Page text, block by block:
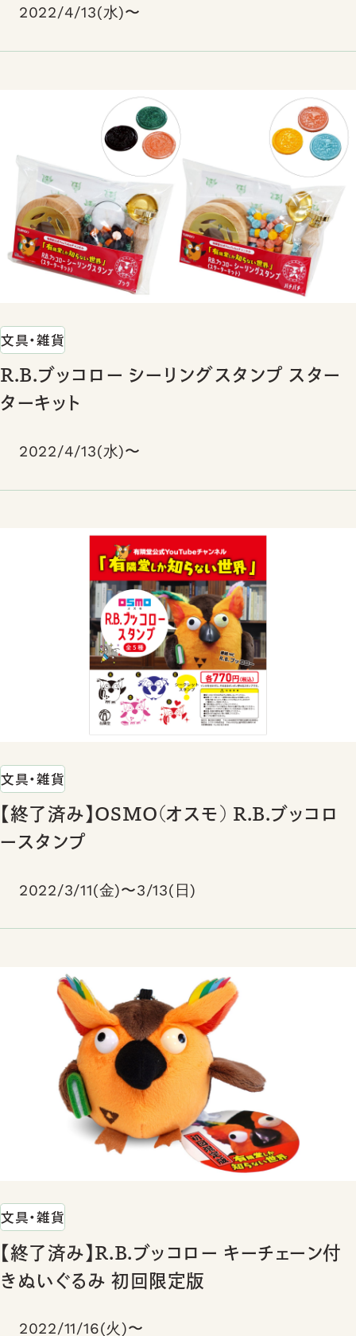
2022/4/13(水)〜
文具・雑貨
R.B.ブッコロー シーリングスタンプ スター
ターキット
2022/4/13(水)〜
文具・雑貨
【終了済み】OSMO(オスモ) R.B.ブッコロ
ースタンプ
2022/3/11(金)〜3/13(日)
文具・雑貨
【終了済み】R.B.ブッコロー キーチェーン付
きぬいぐるみ 初回限定版
2022/11/16(火)〜